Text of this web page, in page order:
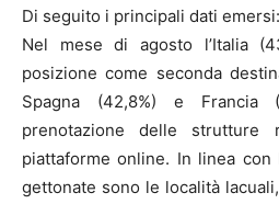
Di seguito i principali dati emersi:
Nel mese di agosto l’Italia
posizione come seconda
Spagna (42,8%) e
prenotazione delle strutture
piattaforme online. In linea
gettonate sono le località